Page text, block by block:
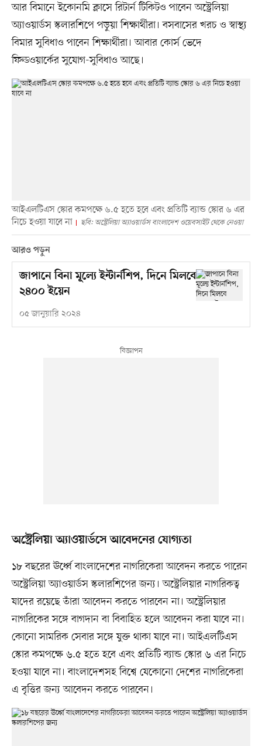
আর বিমানে ইকোনমি ক্লাসে রিটার্ন টিকিটও পাবেন অস্ট্রেলিয়া
অ্যাওয়ার্ডস স্কলারশিপে পড়ুয়া শিক্ষার্থীরা। বসবাসের খরচ ও স্বাস্থ্য
বিমার সুবিধাও পাবেন শিক্ষার্থীরা। আবার কোর্স ভেদে
ফিল্ডওয়ার্কের সুযোগ-সুবিধাও আছে।
আইএলটিএস স্কোর কমপক্ষে ৬.৫ হতে হবে এবং প্রতিটি ব্যান্ড স্কোর ৬ এর
নিচে হওয়া যাবে না
ছবি: অস্ট্রেলিয়া অ্যাওয়ার্ডস বাংলাদেশ ওয়েবসাইট থেকে নেওয়া
আরও পড়ুন
জাপানে বিনা মূল্যে ইন্টার্নশিপ, দিনে মিলবে
২৪০০ ইয়েন
০৫ জানুয়ারি ২০২৪
অস্ট্রেলিয়া অ্যাওয়ার্ডসে আবেদনের যোগ্যতা
১৮ বছরের ঊর্ধ্বে বাংলাদেশের নাগরিকেরা আবেদন করতে পারেন
অস্ট্রেলিয়া অ্যাওয়ার্ডস স্কলারশিপের জন্য। অস্ট্রেলিয়ার নাগরিকত্ব
যাদের রয়েছে তাঁরা আবেদন করতে পারবেন না। অস্ট্রেলিয়ার
নাগরিকের সঙ্গে বাগদান বা বিবাহিত হলে আবেদন করা যাবে না।
কোনো সামরিক সেবার সঙ্গে যুক্ত থাকা যাবে না। আইএলটিএস
স্কোর কমপক্ষে ৬.৫ হতে হবে এবং প্রতিটি ব্যান্ড স্কোর ৬ এর নিচে
হওয়া যাবে না। বাংলাদেশসহ বিশ্বে যেকোনো দেশের নাগরিকেরা
এ বৃত্তির জন্য আবেদন করতে পারবেন।